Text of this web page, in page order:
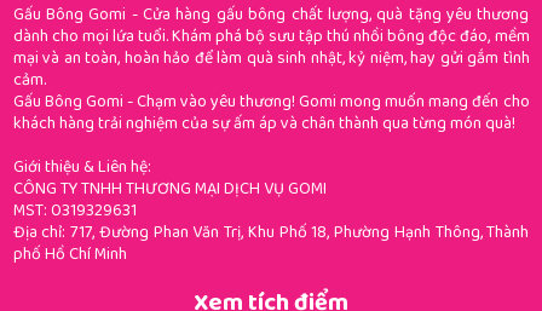
Gấu Bông Gomi - Cửa hàng gấu bông chất lượng, quà tặng yêu thương
dành cho mọi lứa tuổi. Khám phá bộ sưu tập thú nhồi bông độc đáo, mềm
mại và an toàn, hoàn hảo để làm quà sinh nhật, kỷ niệm, hay gửi gắm tình
cảm.
Gấu Bông Gomi - Chạm vào yêu thương! Gomi mong muốn mang đến cho
khách hàng trải nghiệm của sự ấm áp và chân thành qua từng món quà!
Giới thiệu & Liên hệ:
CÔNG TY TNHH THƯƠNG MẠI DỊCH VỤ GOMI
MST: 0319329631
Địa chỉ: 717, Đường Phan Văn Trị, Khu Phố 18, Phường Hạnh Thông, Thành
phố Hồ Chí Minh